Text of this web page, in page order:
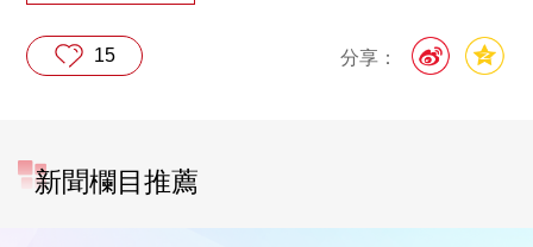
分享：
15
新聞欄目推薦